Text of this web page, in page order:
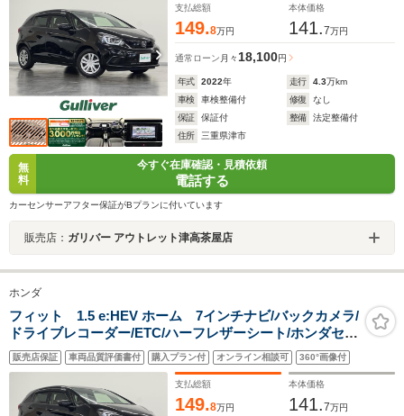
支払総額
149.8万円
本体価格
141.7万円
通常ローン 月々18,100円
年式 2022年 走行 4.3万km
車検
車検整備付 修復
なし
保証
保証付 整備
法定整備付
住所
三重県津市
無
料
今すぐ在庫確認・見積依頼
電話する
カーセンサーアフター保証がBプランに付いています
販売店： ガリバー アウトレット津高茶屋店
ホンダ
フィット 1.5 e:HEV ホーム 7インチナビ/バックカメラ/
ドライブレコーダー/ETC/ハーフレザーシート/ホンダセン
シング/衝突軽減ブレーキ/車線維持支援システム/アダプテ
ィブクルーズコントロール/パーキングセンサー/LEDライ
販売店保証 車両品質評価書付 購入プラン付 オンライン相談可 360°画像付
支払総額
149.8万円
本体価格
141.7万円